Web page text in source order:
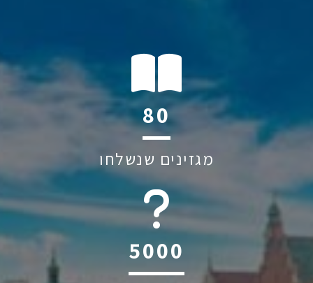
123
מגזינים שנשלחו
6045